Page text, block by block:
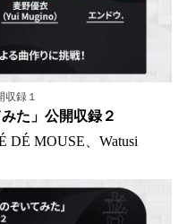
収録１
た」公開収録２
DÉ MOUSE、Watusi